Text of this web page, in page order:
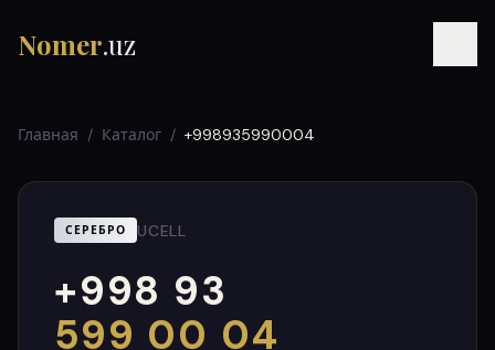
Nomer.uz
UZ УЗ
Главная / Каталог / +998935990004
СЕРЕБРО UCELL
+998 93
599 00 04
000
999